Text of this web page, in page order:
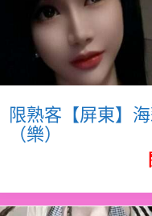
限熟客【屏東】
（樂）